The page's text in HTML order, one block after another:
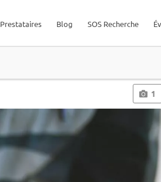
SOS Recherche
Blog
Prestataires
1